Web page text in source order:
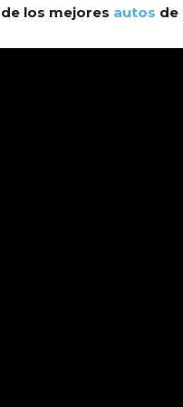
de los mejores autos de